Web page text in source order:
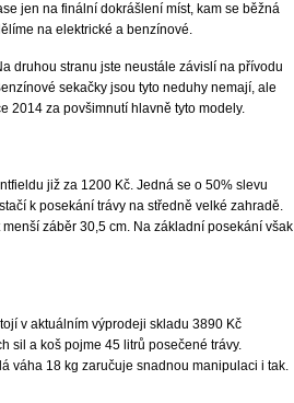
jen na finální dokrášlení míst, kam se běžná
na elektrické a benzínové.
druhou stranu jste neustále závislí na přívodu
sekačky jsou tyto neduhy nemají, ale
2014 za povšimnutí hlavně tyto modely.
již za 1200 Kč. Jedná se o 50% slevu
k posekání trávy na středně velké zahradě.
záběr 30,5 cm. Na základní posekání však
v aktuálním výprodeji skladu 3890 Kč
sil a koš pojme 45 litrů posečené trávy.
váha 18 kg zaručuje snadnou manipulaci i tak.